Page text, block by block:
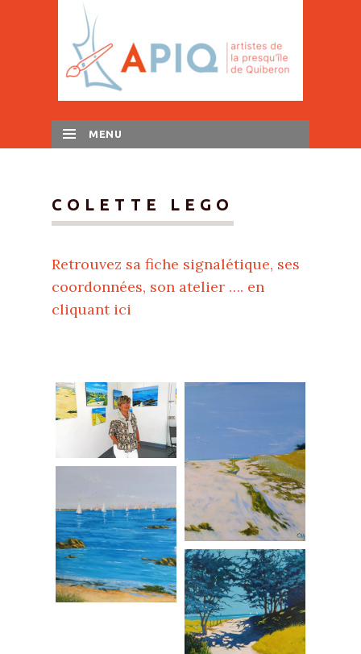
MENU
COLETTE LEGO
Retrouvez sa fiche signalétique, ses
coordonnées, son atelier …. en
cliquant ici